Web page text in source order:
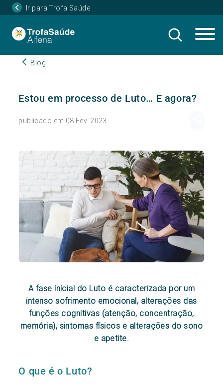
Ir para Trofa Saúde
Blog
Estou em processo de Luto… E agora?
publicado em 08 Fev. 2023
A fase inicial do Luto é caracterizada por um
intenso sofrimento emocional, alterações das
funções cognitivas (atenção, concentração,
memória), sintomas físicos e alterações do sono
e apetite.
O que é o Luto?